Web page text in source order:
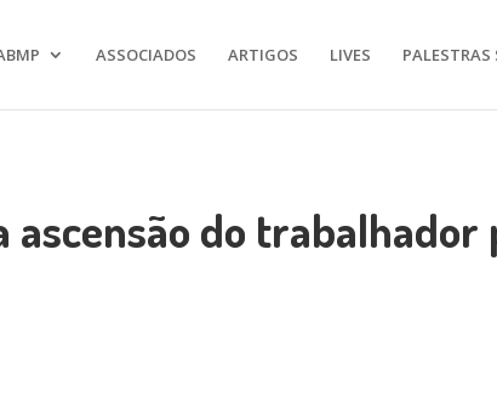
ASSOCIADOS ARTIGOS LIVES PALESTRAS
ascensão do